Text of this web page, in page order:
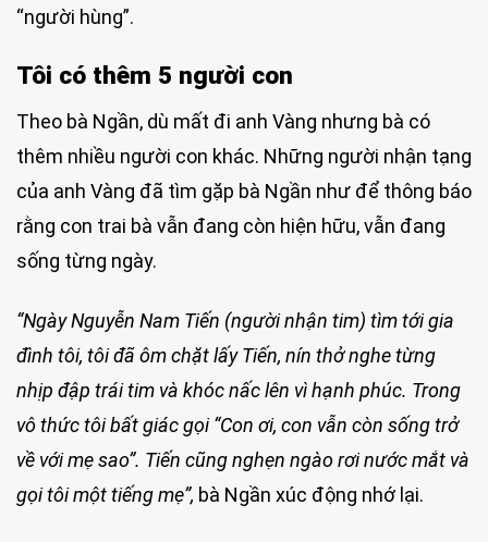
“người hùng”.
Tôi có thêm 5 người con
Theo bà Ngần, dù mất đi anh Vàng nhưng bà có
thêm nhiều người con khác. Những người nhận tạng
của anh Vàng đã tìm gặp bà Ngần như để thông báo
rằng con trai bà vẫn đang còn hiện hữu, vẫn đang
sống từng ngày.
“Ngày Nguyễn Nam Tiến (người nhận tim) tìm tới gia
đình tôi, tôi đã ôm chặt lấy Tiến, nín thở nghe từng
nhịp đập trái tim và khóc nấc lên vì hạnh phúc. Trong
vô thức tôi bất giác gọi “Con ơi, con vẫn còn sống trở
về với mẹ sao”. Tiến cũng nghẹn ngào rơi nước mắt và
gọi tôi một tiếng mẹ”, bà Ngần xúc động nhớ lại.